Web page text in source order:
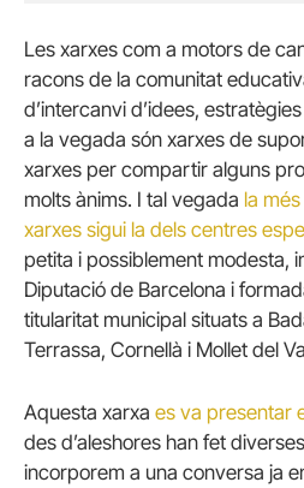
Les xarxes com a motors de
racons de la comunitat
d’intercanvi d’idees,
a la vegada són xarxes de
xarxes per compartir alguns
molts ànims. I tal vegada la
xarxes sigui la dels centres
petita i possiblement modesta,
Diputació de Barcelona i
titularitat municipal situats a
Terrassa, Cornellà i Mollet del
Aquesta xarxa es va presentar
des d’aleshores han fet
incorporem a una conversa ja